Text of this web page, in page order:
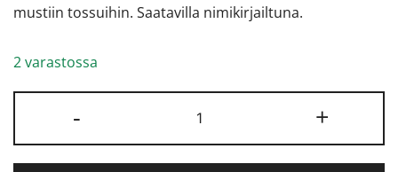
mustiin tossuihin. Saatavilla nimikirjailtuna.
2 varastossa
-
tuttinauha
musta
+